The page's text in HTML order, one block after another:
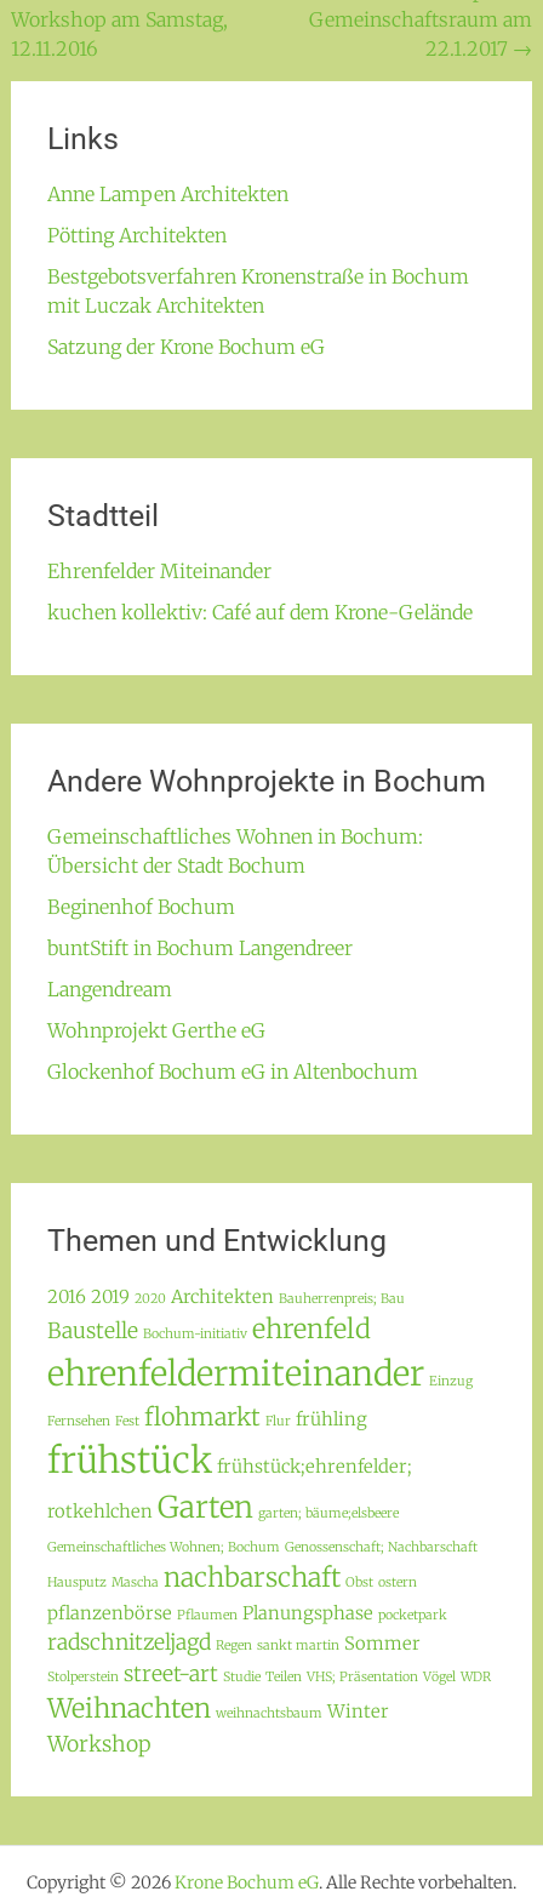
Workshop am Samstag,
12.11.2016
Gemeinschaftsraum am
22.1.2017 →
Links
Anne Lampen Architekten
Pötting Architekten
Bestgebotsverfahren Kronenstraße in Bochum
mit Luczak Architekten
Satzung der Krone Bochum eG
Stadtteil
Ehrenfelder Miteinander
kuchen kollektiv: Café auf dem Krone-Gelände
Andere Wohnprojekte in Bochum
Gemeinschaftliches Wohnen in Bochum:
Übersicht der Stadt Bochum
Beginenhof Bochum
buntStift in Bochum Langendreer
Langendream
Wohnprojekt Gerthe eG
Glockenhof Bochum eG in Altenbochum
Themen und Entwicklung
2016 2019 2020 Architekten Bauherrenpreis; Bau
Baustelle Bochum-initiativ ehrenfeld
ehrenfeldermiteinander Einzug
Fernsehen Fest flohmarkt Flur frühling
frühstück frühstück;ehrenfelder;
rotkehlchen Garten garten; bäume;elsbeere
Gemeinschaftliches Wohnen; Bochum Genossenschaft; Nachbarschaft
Hausputz Mascha nachbarschaft Obst ostern
pflanzenbörse Pflaumen Planungsphase pocketpark
radschnitzeljagd Regen sankt martin Sommer
Stolperstein street-art Studie Teilen VHS; Präsentation Vögel WDR
Weihnachten weihnachtsbaum Winter
Workshop
Copyright © 2026Krone Bochum eG. Alle Rechte vorbehalten.